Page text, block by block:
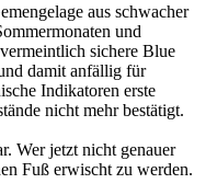
aus schwacher
und
sichere Blue
damit anfällig für
Indikatoren erste
nicht mehr bestätigt.
Wer jetzt nicht genauer
Fuß erwischt zu werden.